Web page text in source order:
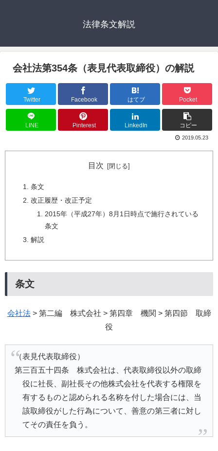
法律条文解説
会社法第354条（表見代表取締役）の解説
Twitter Facebook はてブ Pocket
LINE Pinterest LinkedIn コピー
2019.05.23
目次
条文
改正履歴・改正予定
2015年（平成27年）8月1日時点で施行されている
条文
解説
条文
会社法> 第二編 株式会社 > 第四章 機関 > 第四節 取締
役
（表見代表取締役）
第三百五十四条 株式会社は、代表取締役以外の取締
役に社長、副社長その他株式会社を代表する権限を
有するものと認められる名称を付した場合には、当
該取締役がした行為について、善意の第三者に対し
てその責任を負う。